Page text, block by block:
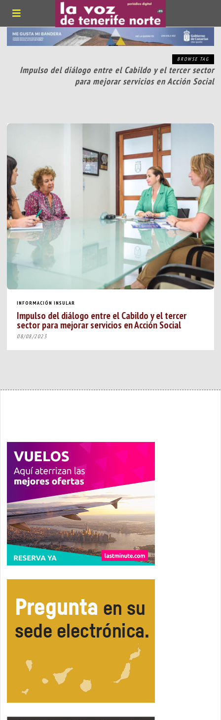
BROWSE TAG
Impulso del diálogo entre el Cabildo y el tercer sector
para mejorar servicios en Acción Social
INFORMACIÓN INSULAR
Impulso del diálogo entre el Cabildo y el tercer
sector para mejorar servicios en Acción Social
08/08/2023